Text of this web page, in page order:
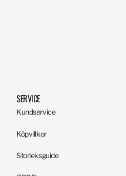
SERVICE
Kundservice
Köpvillkor
Storleksguide